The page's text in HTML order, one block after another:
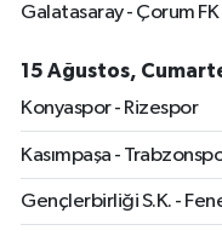
Galatasaray - Çorum FK
15 Ağustos,
Konyaspor - Rizespor
Kasımpaşa -
Gençlerbirliği S.K. -